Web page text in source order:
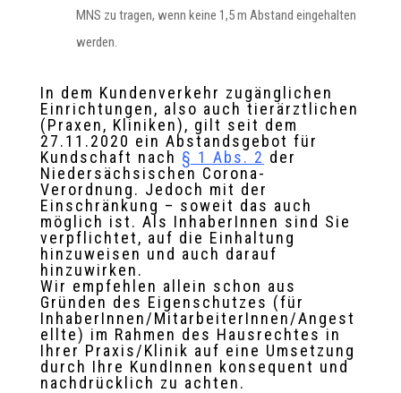
MNS zu tragen, wenn keine 1,5 m Abstand eingehalten
werden.
In dem Kundenverkehr zugänglichen
Einrichtungen, also auch tierärztlichen
(Praxen, Kliniken), gilt seit dem
27.11.2020 ein Abstandsgebot für
Kundschaft nach § 1 Abs. 2 der
Niedersächsischen Corona-
Verordnung. Jedoch mit der
Einschränkung – soweit das auch
möglich ist. Als InhaberInnen sind Sie
verpflichtet, auf die Einhaltung
hinzuweisen und auch darauf
hinzuwirken.
Wir empfehlen allein schon aus
Gründen des Eigenschutzes (für
InhaberInnen/MitarbeiterInnen/Angest
ellte) im Rahmen des Hausrechtes in
Ihrer Praxis/Klinik auf eine Umsetzung
durch Ihre KundInnen konsequent und
nachdrücklich zu achten.